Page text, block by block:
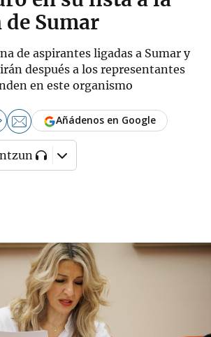
Sumar
de aspirantes ligadas a Sumar y
después a los representantes
en este organismo
Añádenos en Google